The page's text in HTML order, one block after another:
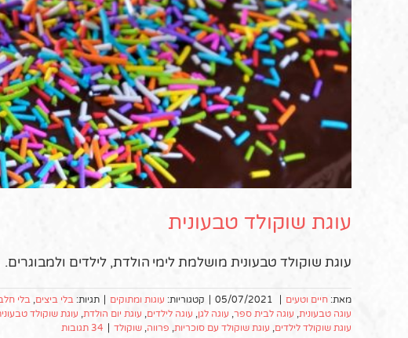
עוגת שוקולד טבעונית
עוגת שוקולד טבעונית מושלמת לימי הולדת, לילדים ולמבוגרים.
מאת: חיים וטעים |
05/07/2021
| קטגוריות: עוגות ומתוקים | תגיות: בלי ביצים בלי
עוגה טבעונית עוגה לבית ספר עוגה לגן עוגה לילדים עוגת יום הולדת עוגת שוקולד
עוגת שוקולד לילדים עוגת שוקולד עם סוכריות פרווה שוקולד | 34 תגובות